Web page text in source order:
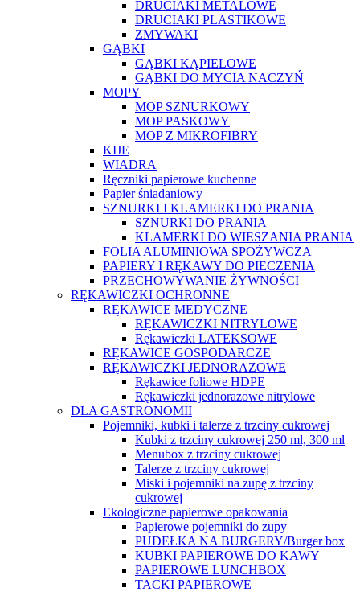
DRUCIAKI METALOWE
DRUCIAKI PLASTIKOWE
ZMYWAKI
GĄBKI
GĄBKI KĄPIELOWE
GĄBKI DO MYCIA NACZYŃ
MOPY
MOP SZNURKOWY
MOP PASKOWY
MOP Z MIKROFIBRY
KIJE
WIADRA
Ręczniki papierowe kuchenne
Papier śniadaniowy
SZNURKI I KLAMERKI DO PRANIA
SZNURKI DO PRANIA
KLAMERKI DO WIESZANIA PRANIA
FOLIA ALUMINIOWA SPOŻYWCZA
PAPIERY I RĘKAWY DO PIECZENIA
PRZECHOWYWANIE ŻYWNOŚCI
RĘKAWICZKI OCHRONNE
RĘKAWICE MEDYCZNE
RĘKAWICZKI NITRYLOWE
Rękawiczki LATEKSOWE
RĘKAWICE GOSPODARCZE
RĘKAWICZKI JEDNORAZOWE
Rękawice foliowe HDPE
Rękawiczki jednorazowe nitrylowe
DLA GASTRONOMII
Pojemniki, kubki i talerze z trzciny cukrowej
Kubki z trzciny cukrowej 250 ml, 300 ml
Menubox z trzciny cukrowej
Talerze z trzciny cukrowej
Miski i pojemniki na zupę z trzciny
cukrowej
Ekologiczne papierowe opakowania
Papierowe pojemniki do zupy
PUDEŁKA NA BURGERY/Burger box
KUBKI PAPIEROWE DO KAWY
PAPIEROWE LUNCHBOX
TACKI PAPIEROWE